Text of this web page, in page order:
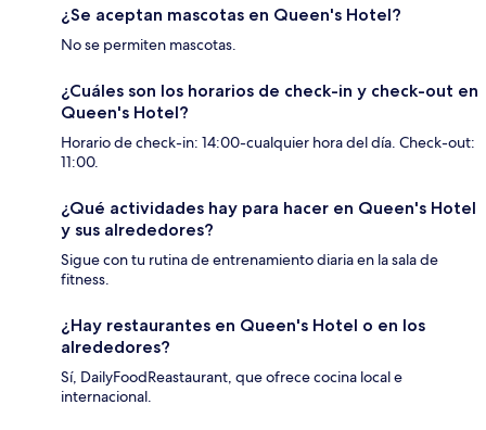
¿Se aceptan mascotas en Queen's Hotel?
No se permiten mascotas.
¿Cuáles son los horarios de check-in y check-out en
Queen's Hotel?
Horario de check-in: 14:00-cualquier hora del día. Check-out:
11:00.
¿Qué actividades hay para hacer en Queen's Hotel
y sus alrededores?
Sigue con tu rutina de entrenamiento diaria en la sala de
fitness.
¿Hay restaurantes en Queen's Hotel o en los
alrededores?
Sí, DailyFoodReastaurant, que ofrece cocina local e
internacional.